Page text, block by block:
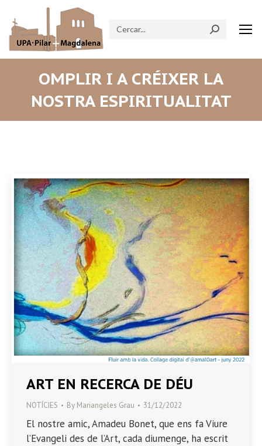
Search:
OMPLIR I A CRÉIXER LA
NOSTRA ESPIRITUALITAT
ART EN RECERCA DE DÉU
NOTÍCIES By Mariangeles Grau 31/12/2022
El nostre amic, Amadeu Bonet, que ens fa Viure
l’Evangeli des de l’Art, cada diumenge, ha escrit